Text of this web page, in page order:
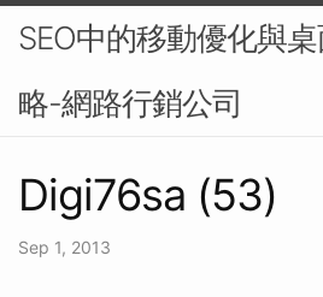
SEO中的移動優化與
略-網路行銷公司
Digi76sa (53)
Sep 1, 2013